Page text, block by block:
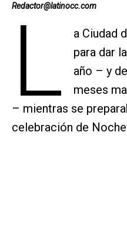
Redactor@latinocc.com
L
a Ciudad
para dar
año – y
meses
– mientras se
celebración de